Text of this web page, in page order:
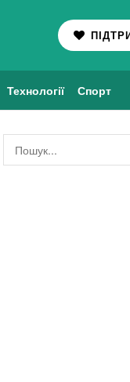
Технології Спорт